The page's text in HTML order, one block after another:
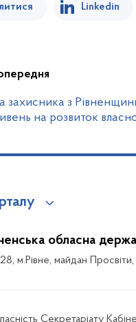
Linkedin
з
на розвиток
обласна
м.Рівне, майдан Просвіти,
Секретаріату